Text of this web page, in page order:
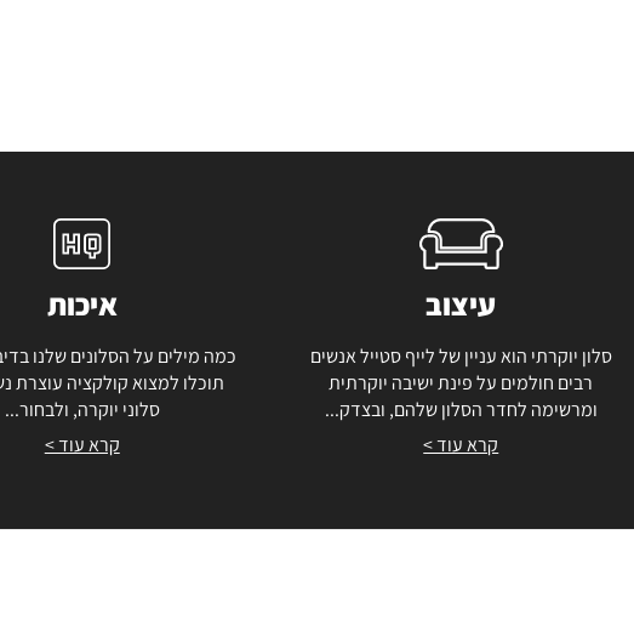
עיצוב
סלון יוקרתי הוא עניין של לייף סטייל אנשים
רבים חולמים על פינת ישיבה יוקרתית
ומרשימה לחדר הסלון שלהם, ובצדק...
קרא עוד >
איכות
כמה מילים על הסלונים שלנו
תוכלו למצוא קולקציה עוצרת
סלוני יוקרה, ולבחור...
קרא עוד >